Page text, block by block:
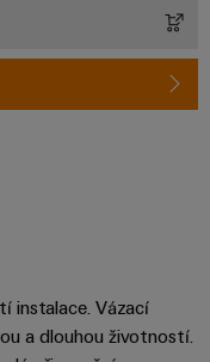
instalace. Vázací
a dlouhou životností.